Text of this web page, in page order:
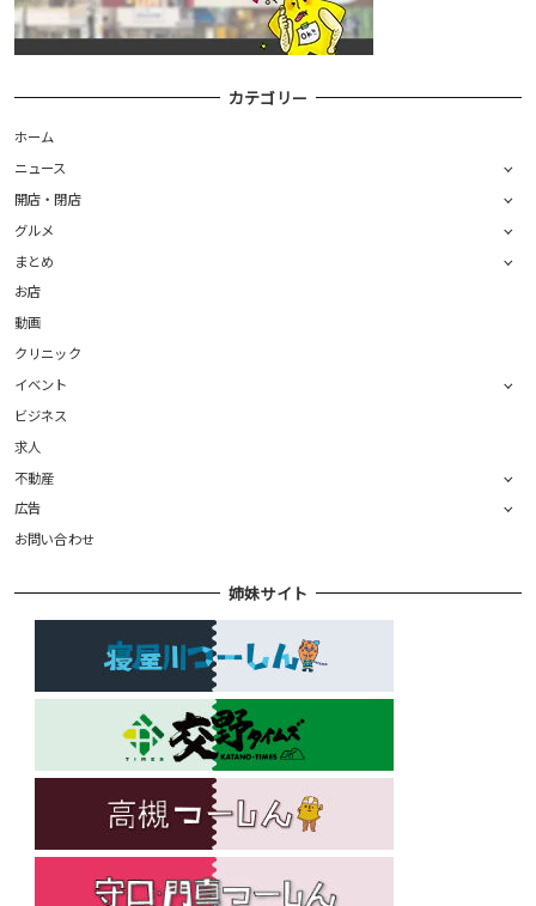
カテゴリー
ホーム
ニュース
開店・閉店
グルメ
まとめ
お店
動画
クリニック
イベント
ビジネス
求人
不動産
広告
お問い合わせ
姉妹サイト